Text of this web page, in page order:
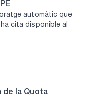
automàtic que
cita disponible al
de la Quota